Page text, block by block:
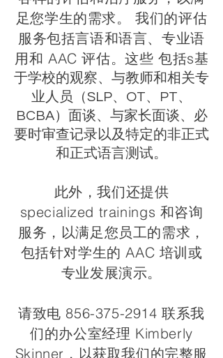
足您学生的需求。 我们的评估
服务包括言语和语言、专业语
用和 AAC 评估。这些 包括s基
于学校的观察、与教师和相关专
业人员（SLP、OT、PT、
BCBA）面谈、与家长面谈、必
要时审查记录以及特定的非正式
和正式语言测试。
此外，我们还提供
specialized trainings 和咨询
服务，以满足您员工的需求，
包括针对学生的 AAC 培训或
专业发展演示。
请致电 856-375-2914 联系我
们的办公室经理 Kimberly
Skinner，以获取我们的完整服